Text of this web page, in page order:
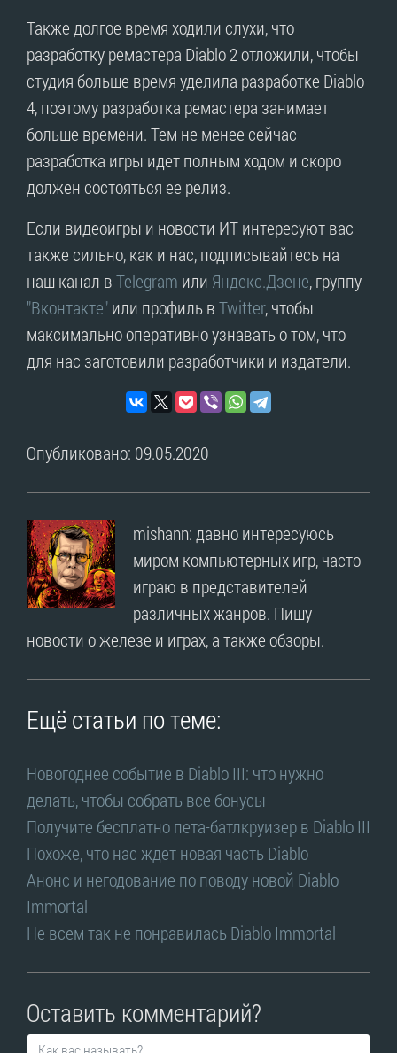
Также долгое время ходили слухи, что
разработку ремастера Diablo 2 отложили, чтобы
студия больше время уделила разработке Diablo
4, поэтому разработка ремастера занимает
больше времени. Тем не менее сейчас
разработка игры идет полным ходом и скоро
должен состояться ее релиз.
Если видеоигры и новости ИТ интересуют вас
также сильно, как и нас, подписывайтесь на
наш канал вTelegram или Яндекс.Дзене, группу
"Вконтакте"или профиль вTwitter, чтобы
максимально оперативно узнавать о том, что
для нас заготовили разработчики и издатели.
Опубликовано: 09.05.2020
mishann: давно интересуюсь
миром компьютерных игр, часто
играю в представителей
различных жанров. Пишу
новости о железе и играх, а также обзоры.
Ещё статьи по теме:
Новогоднее событие в Diablo III: что нужно
делать, чтобы собрать все бонусы
Получите бесплатно пета-батлкруизер в Diablo III
Похоже, что нас ждет новая часть Diablo
Анонс и негодование по поводу новой Diablo
Immortal
Не всем так не понравилась Diablo Immortal
Оставить комментарий?